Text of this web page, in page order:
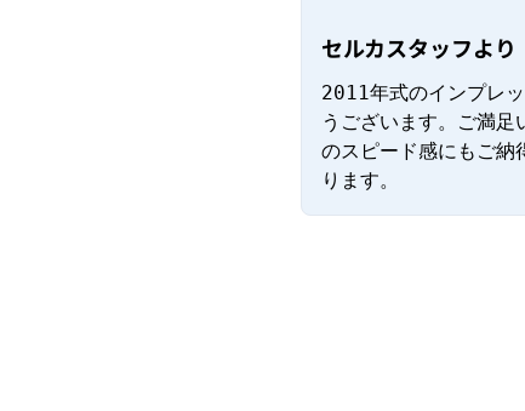
セルカスタッフより
2011年式のインプレ
うございます。ご満
のスピード感にもご納
ります。